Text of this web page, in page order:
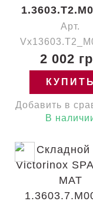
Арт.
2 002
КУПИТЬ
Добавить в
В